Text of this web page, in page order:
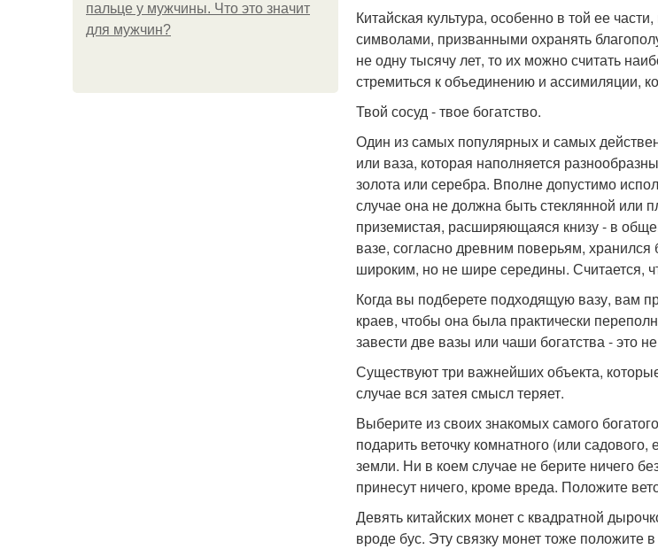
пальце у мужчины. Что это значит
для мужчин?
Китайская культура, особенно в той ее
символами, призванными охранять
не одну тысячу лет, то их можно считать
стремиться к объединению и ассимиляции,
Твой сосуд - твое богатство.
Один из самых популярных и самых
или ваза, которая наполняется
золота или серебра. Вполне допустимо
случае она не должна быть стеклянной или
приземистая, расширяющаяся книзу - в
вазе, согласно древним поверьям,
широким, но не шире середины. Считается,
Когда вы подберете подходящую вазу, вам
краев, чтобы она была практически
завести две вазы или чаши богатства - это
Существуют три важнейших объекта,
случае вся затея смысл теряет.
Выберите из своих знакомых самого
подарить веточку комнатного (или
земли. Ни в коем случае не берите ничего
принесут ничего, кроме вреда. Положите
Девять китайских монет с квадратной
вроде бус. Эту связку монет тоже положите